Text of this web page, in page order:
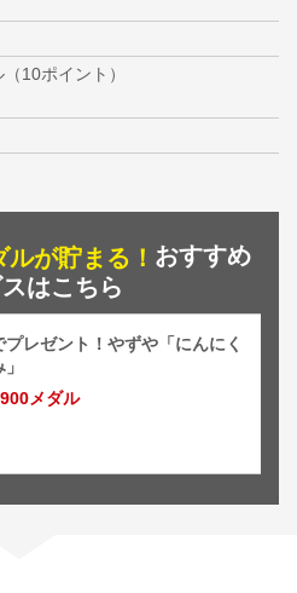
10ポイント）
ルが貯まる！ おすすめ
はこちら
プレゼント！やずや「にんにく
900メダル